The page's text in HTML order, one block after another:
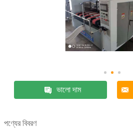
ভালো দাম
পণ্যের বিবরণ